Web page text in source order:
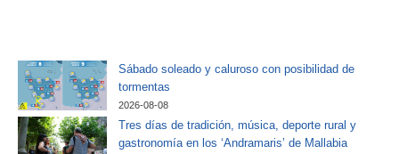
Sábado soleado y caluroso con posibilidad de
tormentas
2026-08-08
Tres días de tradición, música, deporte rural y
gastronomía en los ‘Andramaris’ de Mallabia